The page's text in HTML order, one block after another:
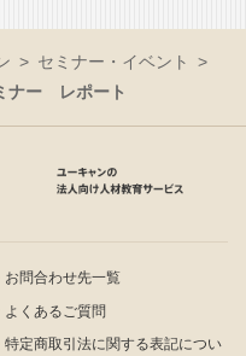
セミナー・イベント
ナー レポート
お問合わせ先一覧
よくあるご質問
特定商取引法に関する表記につい